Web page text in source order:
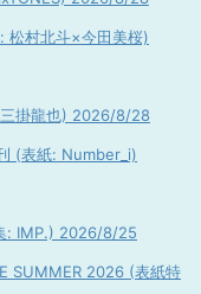
松村北斗×今田美桜)
掛龍也) 2026/8/28
(表紙: Number_i)
: IMP.) 2026/8/25
SUMMER 2026 (表紙特